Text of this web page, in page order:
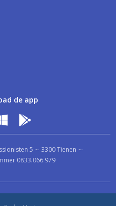
de app
5 ∼ 3300 Tienen ∼
0833.066.979